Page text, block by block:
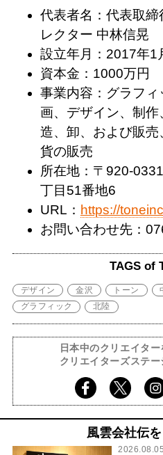
代表者名：代表取締
レクター 中林信晃
設立年月：2017年1
資本金：1000万円
事業内容：グラフ
画、デザイン、制
造、卸、および販
貨の販売
所在地：〒920-
丁目51番地6
URL： https://
お問い合わせ先：
TAGS of
デザイン 金沢 トーン
グラフィック
北陸
日本中のクリエイタ
クリエイターズステー
風雲会社伝
2026.08.05